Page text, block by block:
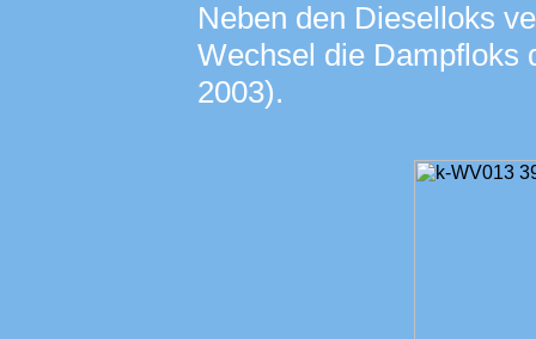
Neben den Dieselloks
Wechsel die Dampfloks
2003).